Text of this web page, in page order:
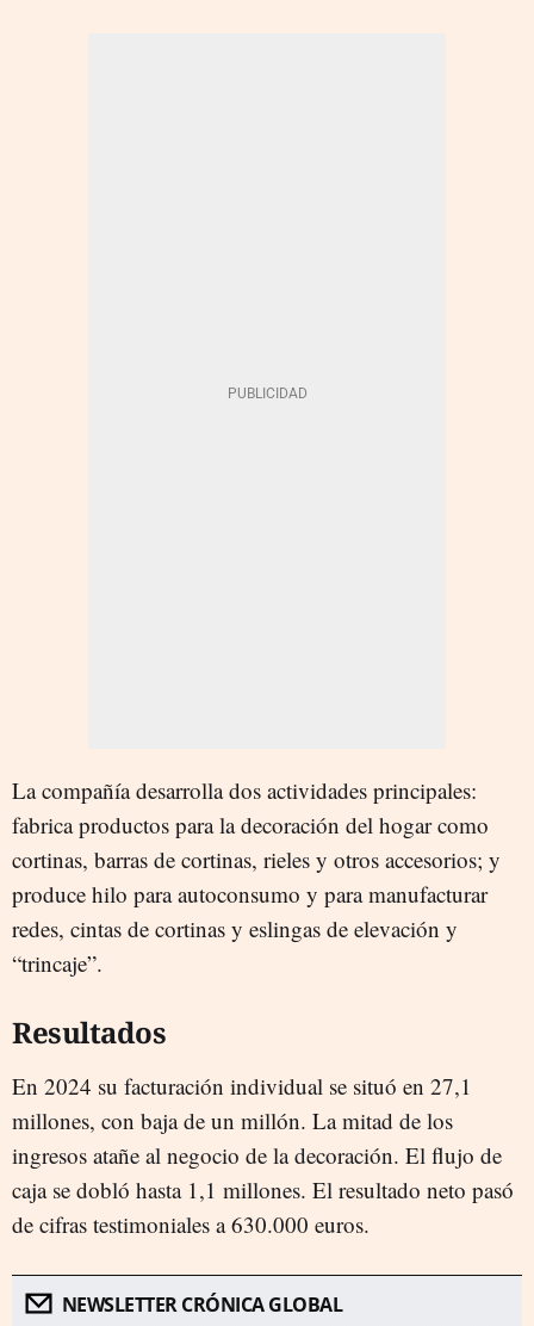
La compañía desarrolla dos actividades principales:
fabrica productos para la decoración del hogar como
cortinas, barras de cortinas, rieles y otros accesorios; y
produce hilo para autoconsumo y para manufacturar
redes, cintas de cortinas y eslingas de elevación y
“trincaje”.
Resultados
En 2024 su facturación individual se situó en 27,1
millones, con baja de un millón. La mitad de los
ingresos atañe al negocio de la decoración. El flujo de
caja se dobló hasta 1,1 millones. El resultado neto pasó
de cifras testimoniales a 630.000 euros.
NEWSLETTER CRÓNICA GLOBAL